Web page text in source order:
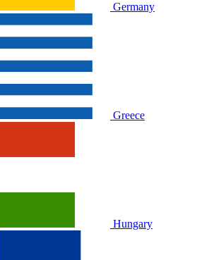
Germany
Greece
Hungary